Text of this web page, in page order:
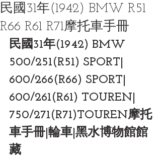
民國31年(1942) BMW R51
R66 R61 R71摩托車手冊
民國31年(1942) BMW
500/251(R51) SPORT|
600/266(R66) SPORT|
600/261(R61) TOUREN|
750/271(R71)TOUREN摩托
車手冊|輪車|黑水博物館館
藏